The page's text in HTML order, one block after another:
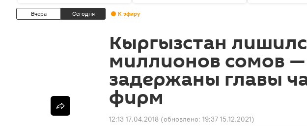
Вчера Сегодня К эфиру
Кыргызстан
миллионов сомов —
задержаны главы
фирм
12:13 17.04.2018 (обновлено: 19:37 15.12.2021)